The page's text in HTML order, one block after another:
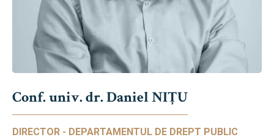
Conf. univ. dr. Daniel NIŢU
DIRECTOR - DEPARTAMENTUL DE DREPT PUBLIC